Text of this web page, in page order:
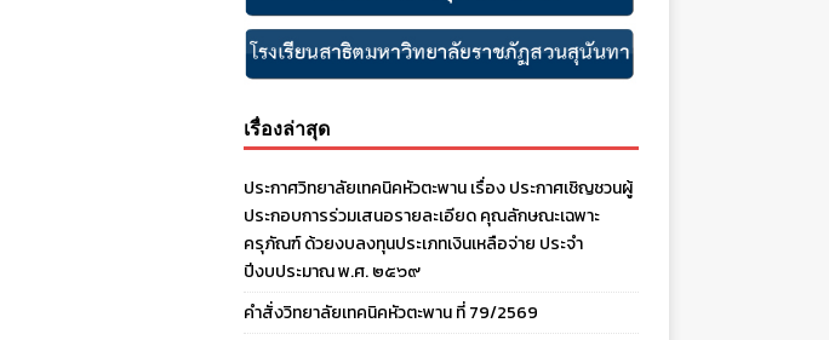
เรื่องล่าสุด
ประกาศวิทยาลัยเทคนิคหัวตะพาน เรื่อง ประกาศเชิญชวนผู้
ประกอบการร่วมเสนอรายละเอียด คุณลักษณะเฉพาะ
ครุภัณฑ์ ด้วยงบลงทุนประเภทเงินเหลือจ่าย ประจํา
ปีงบประมาณ พ.ศ. ๒๕๖๙
คำสั่งวิทยาลัยเทคนิคหัวตะพาน ที่ 79/2569